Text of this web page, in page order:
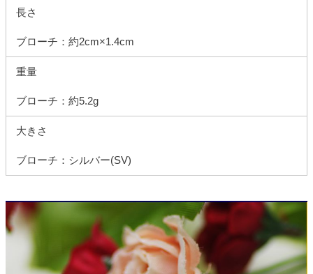
長さ
ブローチ：約2cm×1.4cm
重量
ブローチ：約5.2g
大きさ
ブローチ：シルバー(SV)